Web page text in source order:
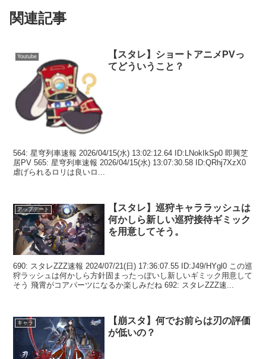
関連記事
Youtube
【スタレ】ショートアニメPVっ
てどういうこと？
564: 星穹列車速報 2026/04/15(水) 13:02:12.64 ID:LNokIkSp0 即興芝
居PV 565: 星穹列車速報 2026/04/15(水) 13:07:30.58 ID:QRhj7XzX0
虐げられるロリは良いロ...
アップデート
【スタレ】巡狩キャララッシュは
何かしら新しい巡狩接待ギミック
を用意してそう。
690: スタレZZZ速報 2024/07/21(日) 17:36:07.55 ID:J49/HYgl0 この巡
狩ラッシュは何かしら方針固まったっぽいし新しいギミック用意して
そう 飛霄がコアパーツになるか楽しみだね 692: スタレZZZ速...
キャラ
【崩スタ】何でお前らは刃の評価
が低いの？